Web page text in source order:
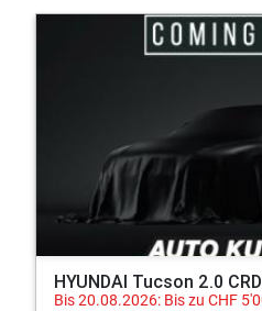
HYUNDAI Tucson 2.0
Bis 20.08.2026: Bis zu CHF